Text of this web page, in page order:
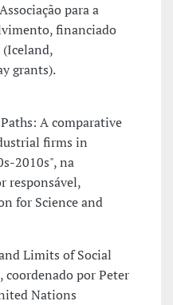
para a
financiado
grants).
A comparative
firms in
2010s", na
responsável,
for Science and
Limits of Social
por Peter
Nations